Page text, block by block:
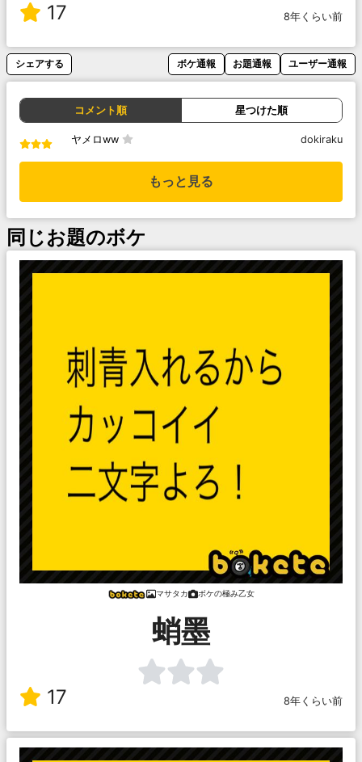
17 8年くらい前
シェアする ボケ通報 お題通報 ユーザー通報
コメント順 星つけた順
ヤメロww dokiraku
もっと見る
同じお題のボケ
マサタカ ボケの極み乙女
蛸墨
17 8年くらい前